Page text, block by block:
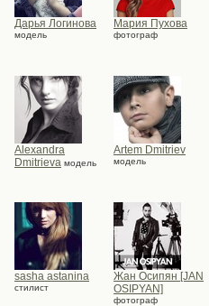
Дарья Логинова
модель
Мария Пухова
фотограф
Alexandra
Dmitrieva модель
Artem Dmitriev
модель
sasha astanina
стилист
Жан Осипян [JAN
OSIPYAN]
фотограф